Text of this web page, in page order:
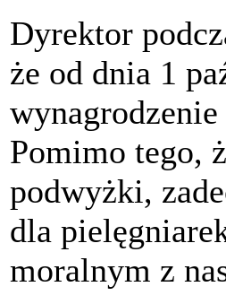
Dyrektor
że od dnia 1
Pomimo tego,
podwyżki,
dla
moralnym z